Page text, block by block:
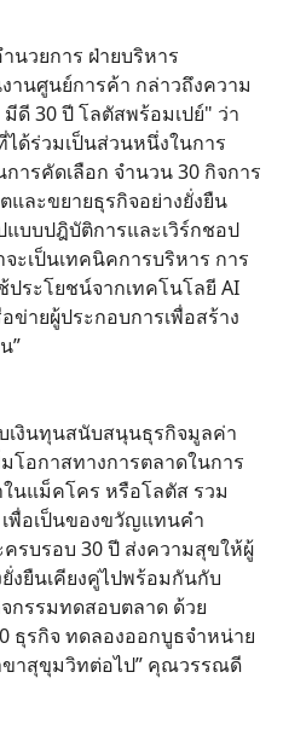
วยการ ฝ่ายบริหาร
านศูนย์การค้า กล่าวถึงความ
มีดี 30 ปี โลตัสพร้อมเปย์" ว่า
ด้ร่วมเป็นส่วนหนึ่งในการ
ารคัดเลือก จำนวน 30 กิจการ
ละขยายธุรกิจอย่างยั่งยืน
แบบปฎิบัติการและเวิร์กชอป
ะเป็นเทคนิคการบริหาร การ
ระโยชน์จากเทคโนโลยี AI
ข่ายผู้ประกอบการเพื่อสร้าง
”
เงินทุนสนับสนุนธุรกิจมูลค่า
โอกาสทางการตลาดในการ
นแม็คโคร หรือโลตัส รวม
พื่อเป็นของขวัญแทนคำ
รบรอบ 30 ปี ส่งความสุขให้ผู้
งยืนเคียงคู่ไปพร้อมกันกับ
กรรมทดสอบตลาด ด้วย
ธุรกิจ ทดลองออกบูธจำหน่าย
าสุขุมวิทต่อไป” คุณวรรณดี